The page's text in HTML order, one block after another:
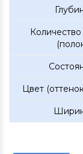
Количество
Цвет